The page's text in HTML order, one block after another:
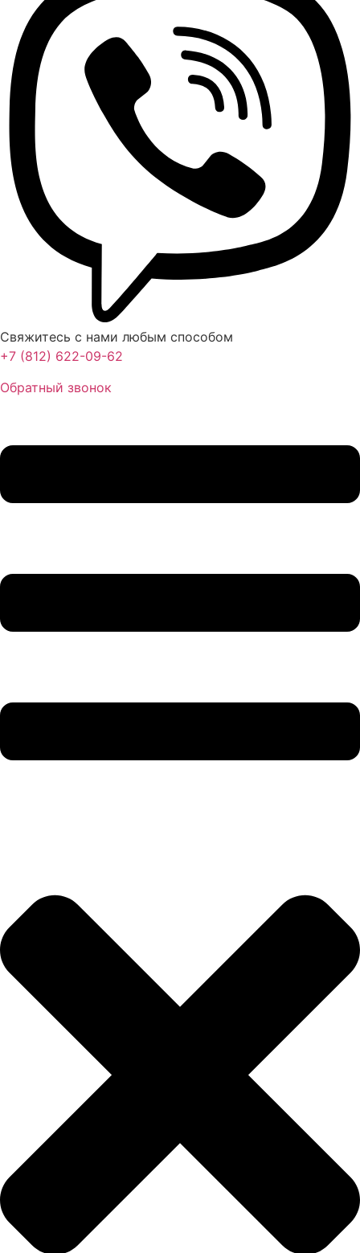
Свяжитесь с нами любым способом
+7 (812) 622-09-62
Обратный звонок